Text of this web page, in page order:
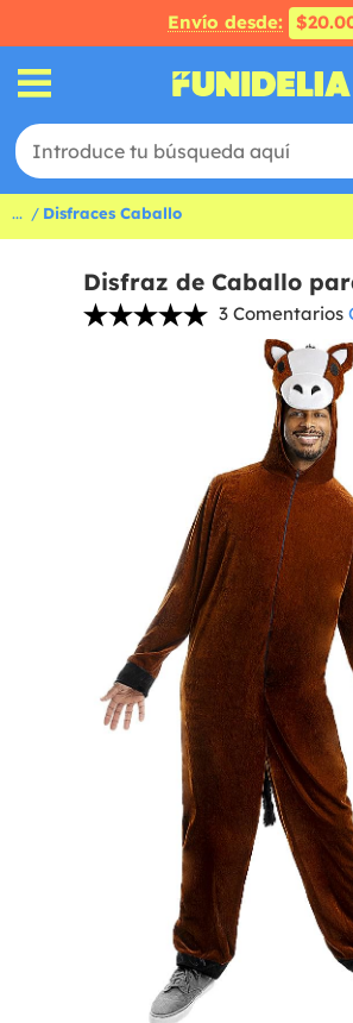
Envío desde:
... Disfraces Caballo
Disfraz de Caballo
3 Comentarios